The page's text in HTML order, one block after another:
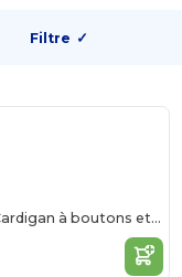
Filtre ✓
Hommes - Pile Bloc - Cardigan à boutons et col en V